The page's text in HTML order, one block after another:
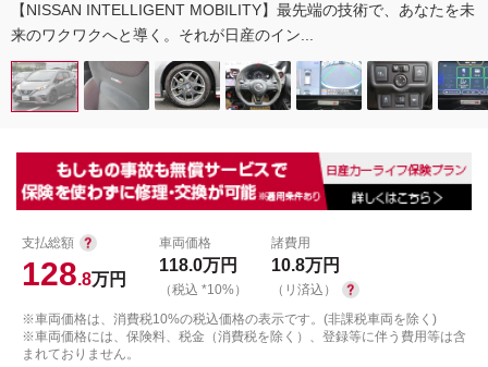
【NISSAN INTELLIGENT MOBILITY】最先端の技術で、あなたを未
来のワクワクへと導く。それが日産のイン...
支払総額
128.8万円
車両価格
118.0万円
（税込 *10%）
諸費用
10.8万円
（リ済込）
※車両価格は、消費税10%の税込価格の表示です。(非課税車両を除く)
※車両価格には、保険料、税金（消費税を除く）、登録等に伴う費用等は含
まれておりません。